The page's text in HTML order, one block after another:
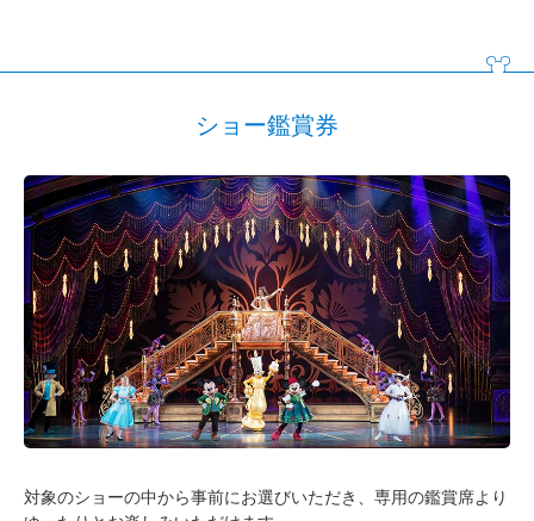
ショー鑑賞券
対象のショーの中から事前にお選びいただき、専用の鑑賞席より